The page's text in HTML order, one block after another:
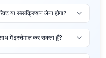
या सब्सक्रिप्शन लेना होगा?
में इस्तेमाल कर सकता हूँ?